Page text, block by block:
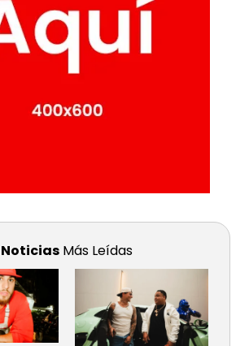
Noticias Más Leídas